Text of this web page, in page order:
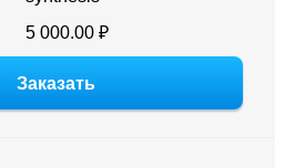
5 000.00 ₽
Заказать